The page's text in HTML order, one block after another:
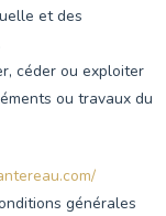
et des
céder ou exploiter
ou travaux du
générales